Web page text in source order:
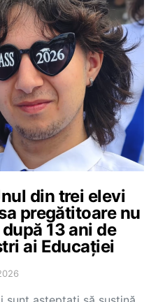
din trei elevi
pregătitoare nu
13 ani de
ai Educației